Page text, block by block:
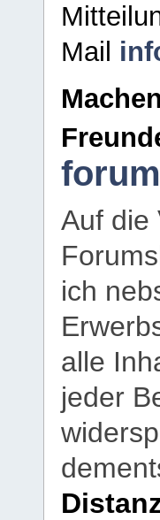
Mail
Auf die
ich
alle
jeder